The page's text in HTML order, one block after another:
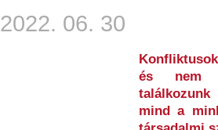
2022. 06. 30
és nem
találkozunk
mind a